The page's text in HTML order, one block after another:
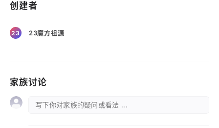
创建者
23 23魔方祖源
家族讨论
写下你对家族的疑问或看法 ...